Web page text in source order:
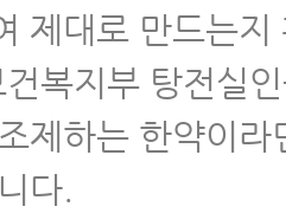
제대로 만드는지
복지부 탕전실
제하는 한약이라
다.